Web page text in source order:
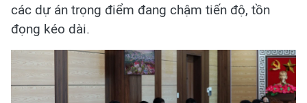
các dự án trọng điểm đang chậm tiến độ, tồn
đọng kéo dài.